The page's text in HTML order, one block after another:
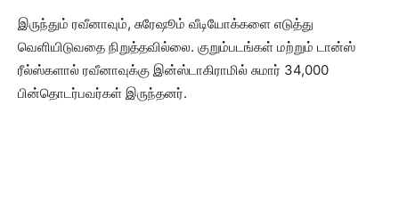
இருந்தும் ரவீனாவும், சுரேஷூம் வீடியோக்களை எடுத்து
வெளியிடுவதை நிறுத்தவில்லை. குறும்படங்கள் மற்றும் டான்ஸ்
ரீல்ஸ்களால் ரவீனாவுக்கு இன்ஸ்டாகிராமில் சுமார் 34,000
பின்தொடர்பவர்கள் இருந்தனர்.